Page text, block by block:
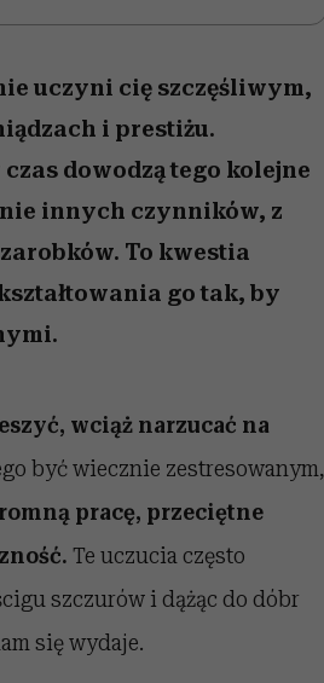
uczyni cię szczęśliwym,
i prestiżu.
dowodzą tego kolejne
innych czynników, z
To kwestia
go tak, by
wciąż narzucać na
być wiecznie zestresowanym,
pracę, przeciętne
Te uczucia często
szczurów i dążąc do dóbr
się wydaje.